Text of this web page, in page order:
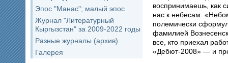
Эпос "Манас"; малый эпос
Журнал "Литературный
Кыргызстан" за 2009-2022 годы
Разные журналы (архив)
Галерея
воспринимаешь, как
нас к небесам.
полемически
фамилией
все, кто приехал
«Дебют-2008» — и